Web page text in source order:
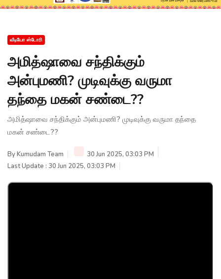
வீடியோ ஸ்டோரி
அமித்ஷாவை சந்திக்கும்
அன்புமணி? முடிவுக்கு வருமா
தந்தை மகன் சண்டை??
அமித்ஷாவை சந்திக்கும் அன்புமணி? முடிவுக்கு வருமா தந்தை
மகன் சண்டை??
ByKumudam Team
30 Jun 2025, 03:03 PM
Last Update : 30 Jun 2025, 03:03 PM